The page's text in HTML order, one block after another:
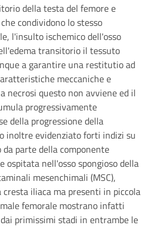
della testa del femore e
condividono lo stesso
l'insulto ischemico dell'osso
transitorio il tessuto
a garantire una restitutio ad
meccaniche e
necrosi questo non avviene ed il
progressivamente
della progressione della
inoltre evidenziato forti indizi su
parte della componente
ospitata nell'osso spongioso della
mesenchimali (MSC),
iliaca ma presenti in piccola
femorale mostrano infatti
primissimi stadi in entrambe le